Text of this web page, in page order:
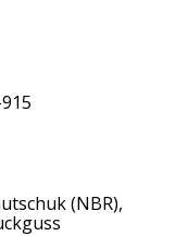
(NBR),